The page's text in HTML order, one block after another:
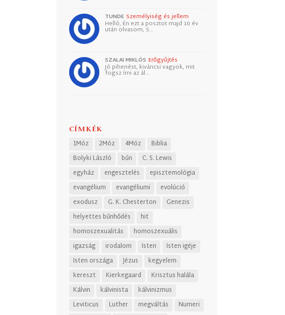
TUNDE Személyiség és jellem
Helló, Én ezt a posztot majd 10 év
után olvasom, S…
SZALAI MIKLÓS Erőgyűjtés
Jó pihenést, kiváncsi vagyok, mit
fogsz írni az ál…
CÍMKÉK
1Móz 2Móz 4Móz
Biblia
Bolyki László
bűn
C. S. Lewis
egyház
engesztelés
episztemológia
evangélium
evangéliumi
evolúció
exodusz
G. K. Chesterton
Genezis
helyettes bűnhődés
hit
homoszexualitás
homoszexuális
igazság
irodalom Isten
Isten igéje
Isten országa
Jézus
kegyelem
kereszt
Kierkegaard
Krisztus halála
Kálvin
kálvinista
kálvinizmus
Leviticus
Luther megváltás
Numeri